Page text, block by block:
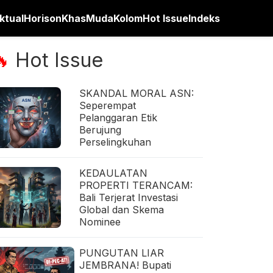
HorisonKhasMudaKolomHot IssueIndeks
Hot Issue
SKANDAL MORAL ASN:
Seperempat
Pelanggaran Etik
Berujung
Perselingkuhan
KEDAULATAN
PROPERTI TERANCAM:
Bali Terjerat Investasi
Global dan Skema
Nominee
PUNGUTAN LIAR
JEMBRANA! Bupati